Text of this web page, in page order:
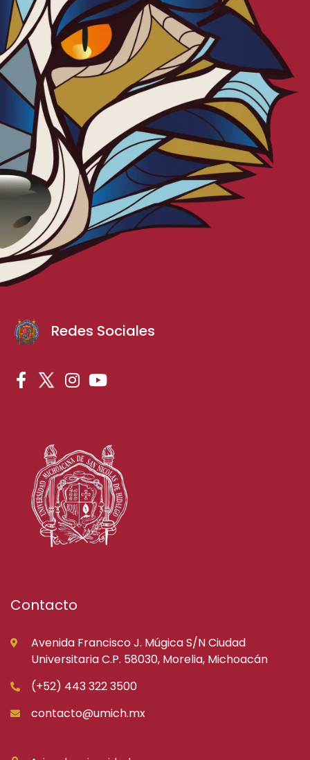
Redes Sociales
Contacto
Avenida Francisco J. Múgica S/N Ciudad
Universitaria C.P. 58030, Morelia, Michoacán
(+52) 443 322 3500
contacto@umich.mx